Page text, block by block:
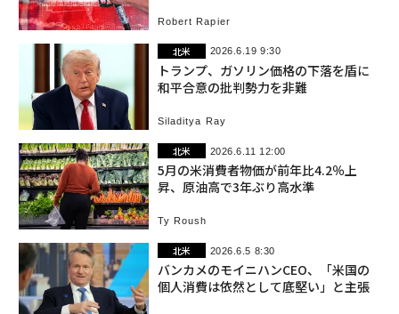
Robert Rapier
北米 2026.6.19 9:30
トランプ、ガソリン価格の下落を盾に
和平合意の批判勢力を非難
Siladitya Ray
北米 2026.6.11 12:00
5月の米消費者物価が前年比4.2％上
昇、原油高で3年ぶり高水準
Ty Roush
北米 2026.6.5 8:30
バンカメのモイニハンCEO、「米国の
個人消費は依然として底堅い」と主張